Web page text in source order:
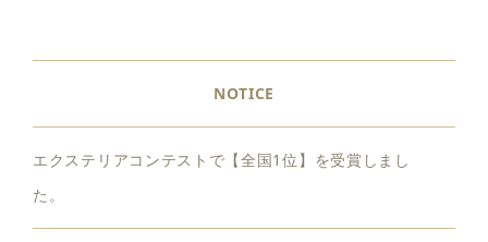
NOTICE
エクステリアコンテストで【全国1位】を受賞しまし
た。